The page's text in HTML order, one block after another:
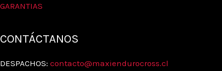
GARANTIAS
CONTÁCTANOS
DESPACHOS: contacto@maxiendurocross.cl